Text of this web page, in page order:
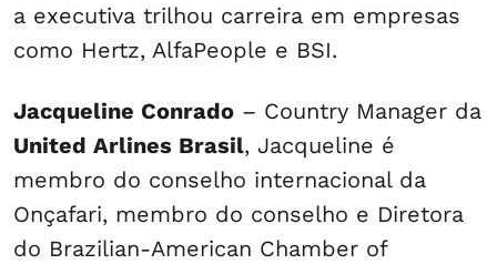
a executiva trilhou carreira em empresas
como Hertz, AlfaPeople e BSI.
Jacqueline Conrado – Country Manager da
United Arlines Brasil, Jacqueline é
membro do conselho internacional da
Onçafari, membro do conselho e Diretora
do Brazilian-American Chamber of